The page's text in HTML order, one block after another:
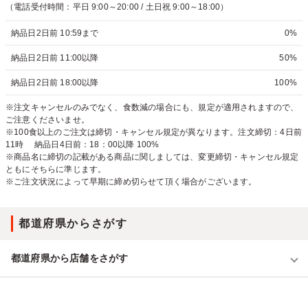
（電話受付時間：平日 9:00～20:00 / 土日祝 9:00～18:00）
納品日2日前 10:59まで 0%
納品日2日前 11:00以降 50%
納品日2日前 18:00以降 100%
※注文キャンセルのみでなく、食数減の場合にも、規定が適用されますので、
ご注意くださいませ。
※100食以上のご注文は締切・キャンセル規定が異なります。注文締切：4日前
11時 納品日4日前：18：00以降 100%
※商品名に締切の記載がある商品に関しましては、変更締切・キャンセル規定
ともにそちらに準じます。
※ご注文状況によって早期に締め切らせて頂く場合がございます。
都道府県からさがす
都道府県から店舗をさがす